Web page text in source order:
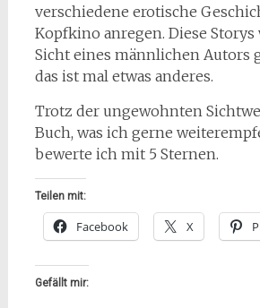
verschiedene erotische
Kopfkino anregen. Diese Storys
Sicht eines männlichen Autors
das ist mal etwas anderes.
Trotz der ungewohnten
Buch, was ich gerne
bewerte ich mit 5 Sternen.
Teilen mit:
Facebook X
Gefällt mir: